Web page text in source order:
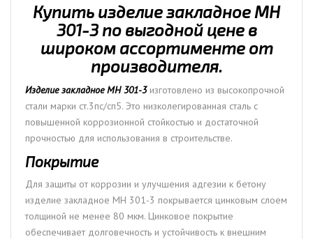
Купить изделие закладное МН
301-3 по выгодной цене в
широком ассортименте от
производителя.
Изделие закладное МН 301-3 изготовлено из высокопрочной
стали марки ст.3пс/сп5. Это низколегированная сталь с
повышенной коррозионной стойкостью и достаточной
прочностью для использования в строительстве.
Покрытие
Для защиты от коррозии и улучшения адгезии к бетону
изделие закладное МН 301-3 покрывается цинковым слоем
толщиной не менее 80 мкм. Цинковое покрытие
обеспечивает долговечность и устойчивость к внешним